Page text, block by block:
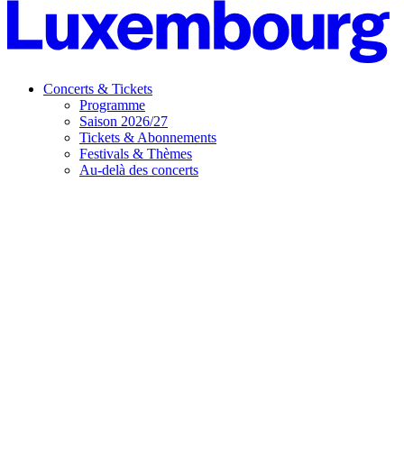
Concerts & Tickets
Programme
Saison 2026/27
Tickets & Abonnements
Festivals & Thèmes
Au-delà des concerts